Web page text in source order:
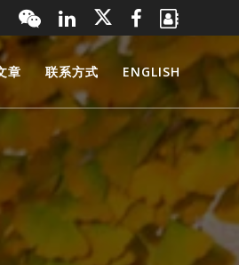
章 联系方式 ENGLISH